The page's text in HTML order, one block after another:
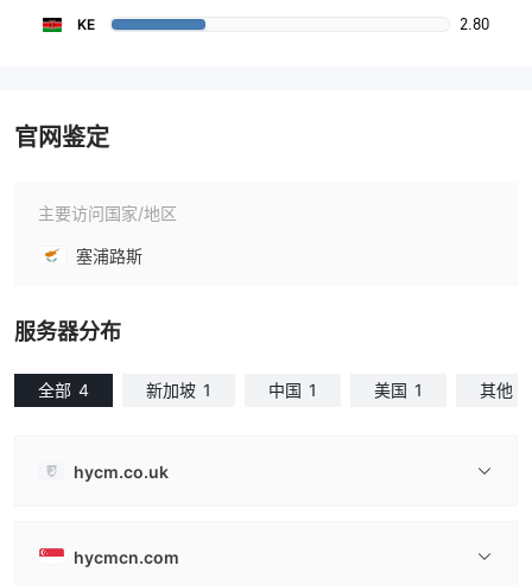
KE 2.80
官网鉴定
主要访问国家/地区
塞浦路斯
服务器分布
全部 4 新加坡 1 中国 1 美国 1 其他
hycm.co.uk
hycmcn.com